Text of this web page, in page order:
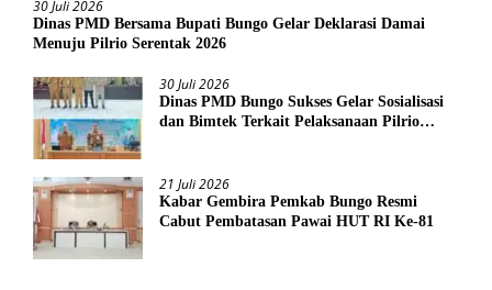
30 Juli 2026
Dinas PMD Bersama Bupati Bungo Gelar Deklarasi Damai
Menuju Pilrio Serentak 2026
30 Juli 2026
Dinas PMD Bungo Sukses Gelar Sosialisasi
dan Bimtek Terkait Pelaksanaan Pilrio
21 Juli 2026
Kabar Gembira Pemkab Bungo Resmi
Cabut Pembatasan Pawai HUT RI Ke-81